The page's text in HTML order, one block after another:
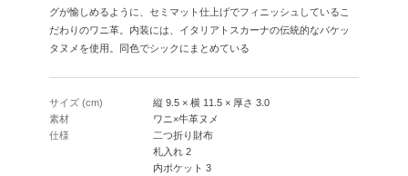
グが愉しめるように、セミマット仕上げでフィニッシュしているこ
だわりのワニ革。内装には、イタリアトスカーナの伝統的なバケッ
タヌメを使用。同色でシックにまとめている
サイズ (cm)
縦 9.5 × 横 11.5 × 厚さ 3.0
素材
ワニ×牛革ヌメ
仕様
二つ折り財布
札入れ 2
内ポケット 3